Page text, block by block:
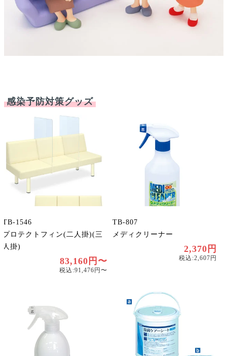
感染予防対策グッズ
TB-1546
プロテクトフィン(二人掛)(三
人掛)
83,160円〜
税込:91,476円〜
TB-807
メディクリーナー
2,370円
税込:2,607円